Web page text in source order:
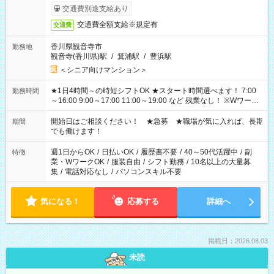
完了次第のお支払いとなります。
交通費別途支給あり
交通費 交通費全額支給※規定有
勤務地
香川県観音寺市
観音寺(香川県)駅 / 箕浦駅 / 豊浜駅
＜シニア向けマンション＞
勤務時間
★1日4時間～の時短シフトOK ★スタート時間選べます！ 7:00
～16:00 9:00～17:00 11:00～19:00 など 残業なし！ ※Wワーク
の場合、他のお仕事と合わせ週40時間超の就業はご案内できま
せん ※法令に基づき、週20時間以上勤務は社会保険への加入対
象となります ※労働者派遣法（日雇い派遣の原則禁止）によ
り、短時間・短期間の就業はご案内が難しい場合があります
期間
開始日はご相談ください！ ★急募 ★職場が気に入れば、長期
でも働けます！
特徴 週1日からOK / 日払いOK / 履歴書不要 / 40～50代活躍中 / 副
業・WワークOK / 服装自由 / シフト勤務 / 10名以上の大量募
集 / 電話対応なし / パソコンスキル不要
気になる！ 応募する 詳細へ
掲載日：2026.08.03
未読